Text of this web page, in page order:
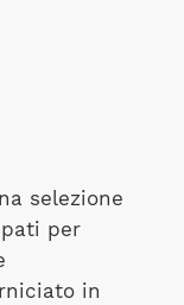
selezione
per
in